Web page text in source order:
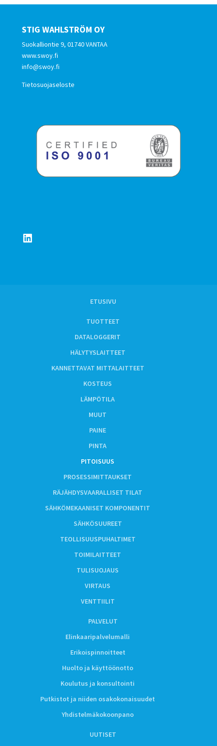
STIG WAHLSTRÖM OY
Suokalliontie 9, 01740 VANTAA
www.swoy.fi
info@swoy.fi
Tietosuojaseloste
LinkedIn
ETUSIVU
TUOTTEET
DATALOGGERIT
HÄLYTYSLAITTEET
KANNETTAVAT MITTALAITTEET
KOSTEUS
LÄMPÖTILA
MUUT
PAINE
PINTA
PITOISUUS
PROSESSIMITTAUKSET
RÄJÄHDYSVAARALLISET TILAT
SÄHKÖMEKAANISET KOMPONENTIT
SÄHKÖSUUREET
TEOLLISUUSPUHALTIMET
TOIMILAITTEET
TULISUOJAUS
VIRTAUS
VENTTIILIT
PALVELUT
Elinkaaripalvelumalli
Erikoispinnoitteet
Huolto ja käyttöönotto
Koulutus ja konsultointi
Putkistot ja niiden osakokonaisuudet
Yhdistelmäkokoonpano
UUTISET